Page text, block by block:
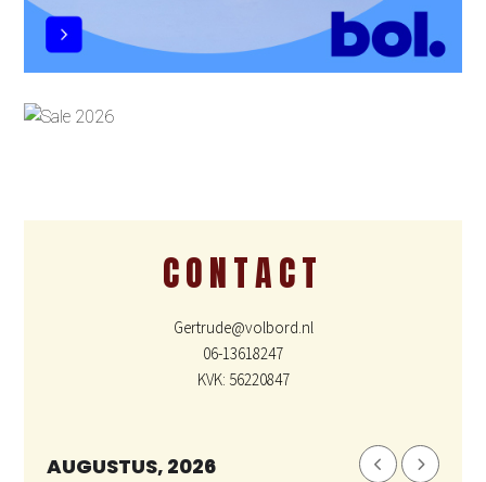
CONTACT
Gertrude@volbord.nl
06-13618247
KVK: 56220847
AUGUSTUS, 2026